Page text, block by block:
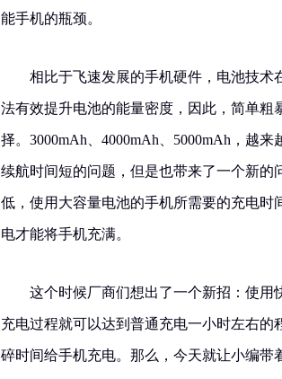
能手机的瓶颈。
相比于飞速发展的手机硬件，电池技
法有效提升电池的能量密度，因此，简单
择。3000mAh、4000mAh、5000mAh，越
续航时间短的问题，但是也带来了一个新
低，使用大容量电池的手机所需要的充电
电才能将手机充满。
这个时候厂商们想出了一个新招：使用
充电过程就可以达到普通充电一小时左右
碎时间给手机充电。那么，今天就让小编